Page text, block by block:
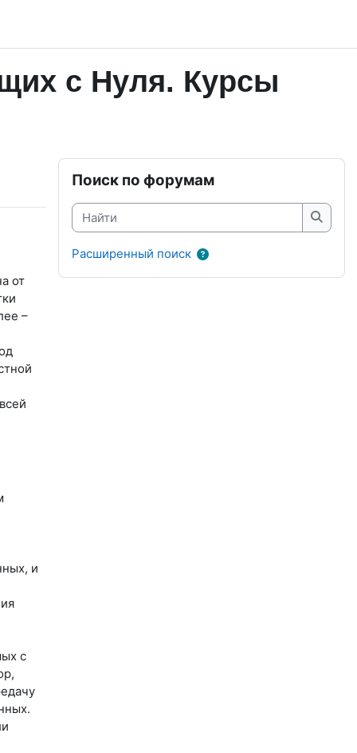
с Нуля. Курсы
от
–
и
с
Блоки
Пропустить Поиск по форумам
Поиск по форумам
Найти
Найти
Расширенный поиск